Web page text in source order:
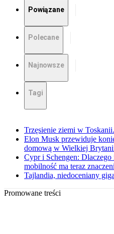
Powiązane
Polecane
Najnowsze
Tagi
Trzęsienie ziemi w
Elon Musk przewiduje
domową w Wielkiej
Cypr i Schengen:
mobilność ma teraz
Tajlandia, niedoceniany
Promowane treści